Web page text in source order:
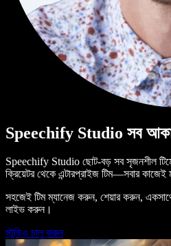
Speechify Studio সব
Speechify Studio ছোট-বড় সব সৃজনশীল
ক্রিয়েটর থেকে এন্টারপ্রাইজ টিম—সবার কাজেই
সহজেই টিম ম্যানেজ করুন, শেয়ার করুন,
লাইভ করুন।
স্টুডিও চালু করুন